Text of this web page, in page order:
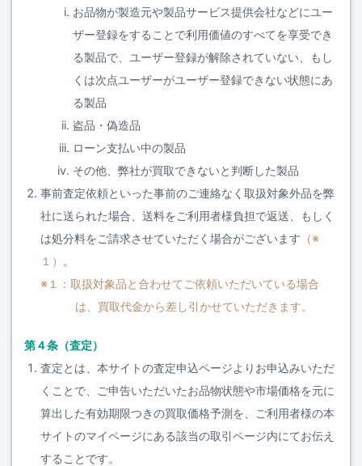
お品物が製造元や製品サービス提供会社などにユー
ザー登録をすることで利用価値のすべてを享受でき
る製品で、ユーザー登録が解除されていない、もし
くは次点ユーザーがユーザー登録できない状態にあ
る製品
盗品・偽造品
ローン支払い中の製品
その他、弊社が買取できないと判断した製品
事前査定依頼といった事前のご連絡なく取扱対象外品を弊
社に送られた場合、送料をご利用者様負担で返送、もしく
は処分料をご請求させていただく場合がございます （※
１）
。
※１：取扱対象品と合わせてご依頼いただいている場合
は、買取代金から差し引かせていただきます。
第４条（査定）
査定とは、本サイトの査定申込ページよりお申込みいただ
くことで、ご申告いただいたお品物状態や市場価格を元に
算出した有効期限つきの買取価格予測を、ご利用者様の本
サイトのマイページにある該当の取引ページ内にてお伝え
することです。